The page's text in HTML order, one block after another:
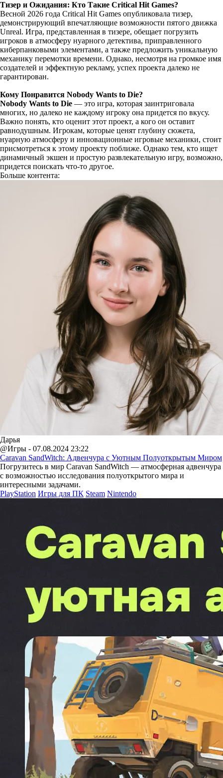
Тизер и Ожидания: Кто Такие Critical Hit Games?
Весной 2026 года Critical Hit Games опубликовала тизер,
демонстрирующий впечатляющие возможности пятого движка
Unreal. Игра, представленная в тизере, обещает погрузить
игроков в атмосферу нуарного детектива, приправленного
киберпанковыми элементами, а также предложить уникальную
механику перемотки времени. Однако, несмотря на громкое имя
создателей и эффектную рекламу, успех проекта далеко не
гарантирован.
Кому Понравится Nobody Wants to Die?
Nobody Wants to Die — это игра, которая заинтриговала
многих, но далеко не каждому игроку она придется по вкусу.
Важно понять, кто оценит этот проект, а кого он оставит
равнодушным. Игрокам, которые ценят глубину сюжета,
нуарную атмосферу и инновационные игровые механики, стоит
присмотреться к этому проекту поближе. Однако тем, кто ищет
динамичный экшен и простую развлекательную игру, возможно,
придется поискать что-то другое.
Больше контента:
Дарья
@Игры - 07.08.2024 23:22
Caravan SandWitch: Адвенчура с Уютным Полуоткрытым Миром
Погрузитесь в мир Caravan SandWitch — атмосферная адвенчура
с возможностью исследования полуоткрытого мира и
интересными задачами.
PlayStation Игры для ПК Steam Nintendo